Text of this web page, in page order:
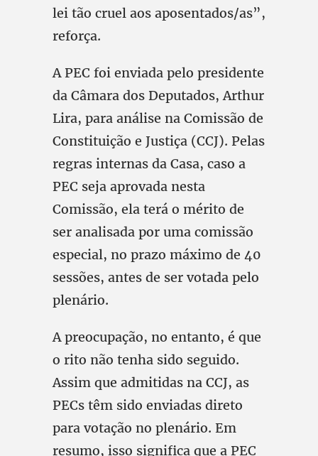
lei tão cruel aos aposentados/as”,
reforça.
A PEC foi enviada pelo presidente
da Câmara dos Deputados, Arthur
Lira, para análise na Comissão de
Constituição e Justiça (CCJ). Pelas
regras internas da Casa, caso a
PEC seja aprovada nesta
Comissão, ela terá o mérito de
ser analisada por uma comissão
especial, no prazo máximo de 40
sessões, antes de ser votada pelo
plenário.
A preocupação, no entanto, é que
o rito não tenha sido seguido.
Assim que admitidas na CCJ, as
PECs têm sido enviadas direto
para votação no plenário. Em
resumo, isso significa que a PEC